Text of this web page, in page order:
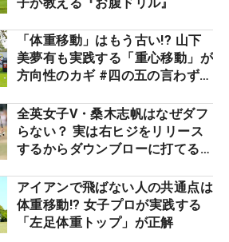
「体重移動」はもう古い!? 山下
美夢有も実践する「重心移動」が
方向性のカギ #四の五の言わず振
全英女子V・桑木志帆はなぜダフ
らない？ 実は右ヒジをリリース
するからダウンブローに打てる #
アイアンで飛ばない人の共通点は
体重移動!? 女子プロが実践する
「左足体重トップ」が正解